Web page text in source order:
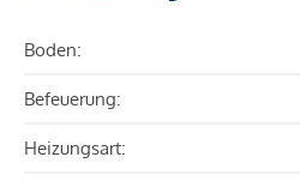
Boden:
Befeuerung:
Heizungsart: